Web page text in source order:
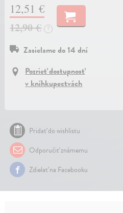
12,51 €
12,90 €
?
Zasielame do 14 dní
Pozrieť dostupnosť
v kníhkupectvách
Pridať do wishlistu
Odporučiť známemu
Zdielať na Facebooku